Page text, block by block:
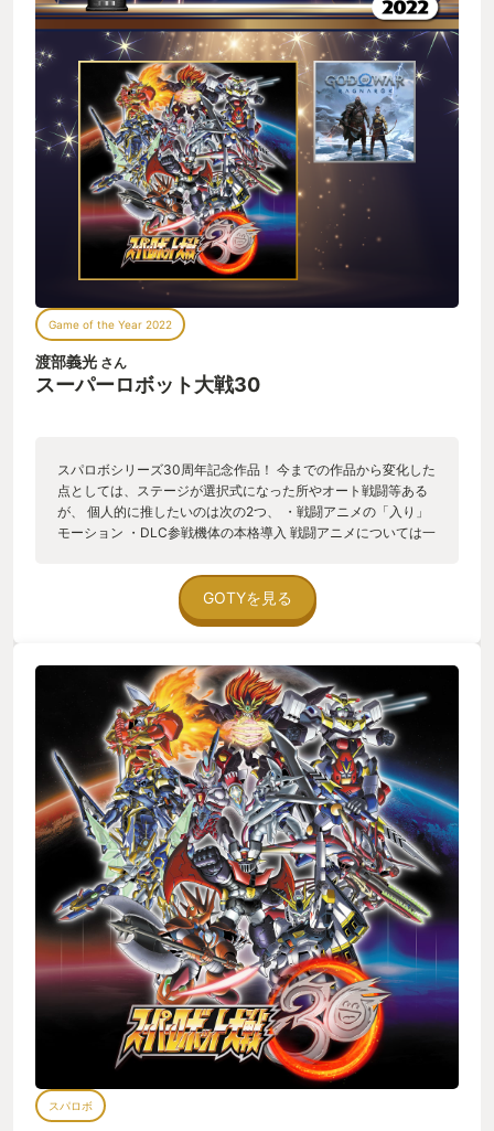
Game of the Year 2022
渡部義光 さん
スーパーロボット大戦30
スパロボシリーズ30周年記念作品！ 今までの作品から変化した
点としては、ステージが選択式になった所やオート戦闘等ある
が、 個人的に推したいのは次の2つ、 ・戦闘アニメの「入り」
モーション ・DLC参戦機体の本格導入 戦闘アニメについては一
大きい スーパーロボットだとバストアップの迫力ある絵がドー
ン！と前に来たり、それぞれのロボットの特徴的な「見得切
り」が再現されていたり。 しかもそれが武器毎に違うアニメー
ビームサーベルのアニメの「入りモーション無し」が逆に不意
を付かれて良かった。 そしてDLC参戦機体。 サクラ大戦や
ULTRAMAN等のまさかの参戦や、待ちに待った鉄血のオルフェ
ンズ(『突撃』ラストの立ち姿は必見！！)参戦など、驚きのライ
ンナップ。 しかもちゃんと参戦シナリオと本編中の会話劇への
参加までやってくれるという充実ぶり。 ただ、DLC参戦作品の
本編シナリオまでは早々追いかけられないので、それは次回以
降に持ち越し。 鉄華団にトウモロコシ農園を営ませてやってく
ださい…… 番外……というかある意味本題だが…… 凶鳥、復活ッ
ッッ！！ いろいろな噂が囁かれ、大手を振ったメディア露出が
控えられていたリアルバニシングトルーパー、ヒュッケバイン
の系譜が遂に主人公機体として復活！！ フルインパクト・ブラ
ックホール・キャノンの勇姿を目に焼き付けろ！！
GOTYを見る
スパロボ